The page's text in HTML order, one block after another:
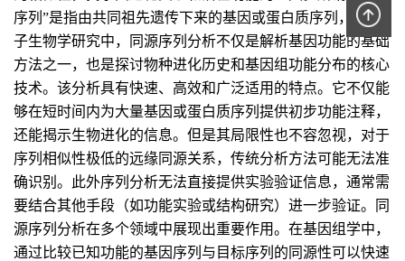
序列”是指由共同祖先遗传下来的基因或蛋白质序列，在分
子生物学研究中，同源序列分析不仅是解析基因功能的基础
方法之一，也是探讨物种进化历史和基因组功能分布的核心
技术。该分析具有快速、高效和广泛适用的特点。它不仅能
够在短时间内为大量基因或蛋白质序列提供初步功能注释，
还能揭示生物进化的信息。但是其局限性也不容忽视，对于
序列相似性极低的远缘同源关系，传统分析方法可能无法准
确识别。此外序列分析无法直接提供实验验证信息，通常需
要结合其他手段（如功能实验或结构研究）进一步验证。同
源序列分析在多个领域中展现出重要作用。在基因组学中，
通过比较已知功能的基因序列与目标序列的同源性可以快速